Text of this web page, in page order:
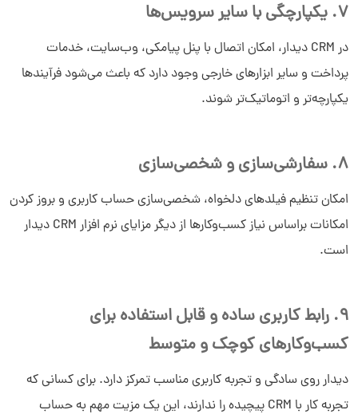
7. یکپارچگی با سایر سرویس‌ها
در CRM دیدار، امکان اتصال با پنل پیامکی، وب‌سایت، خدمات
پرداخت و سایر ابزارهای خارجی وجود دارد که باعث می‌شود فرآیندها
یکپارچه‌تر و اتوماتیک‌تر شوند.
8. سفارشی‌سازی و شخصی‌سازی
امکان تنظیم فیلدهای دلخواه، شخصی‌سازی حساب کاربری و بروز کردن
امکانات براساس نیاز کسب‌وکارها از دیگر مزایای نرم افزار CRM دیدار
است.
9. رابط کاربری ساده و قابل استفاده برای
کسب‌وکارهای کوچک و متوسط
دیدار روی سادگی و تجربه کاربری مناسب تمرکز دارد. برای کسانی که
تجربه کار با CRM پیچیده را ندارند، این یک مزیت مهم به حساب